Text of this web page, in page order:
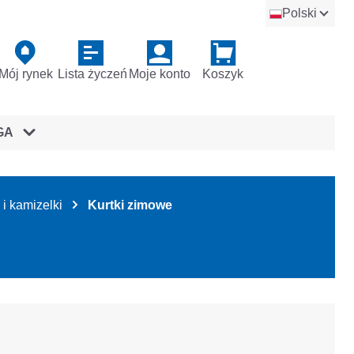
Polski
Mój rynek Lista życzeń Moje konto Koszyk
i kamizelki Kurtki zimowe